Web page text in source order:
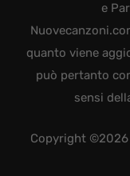
e
quanto viene
può pertanto
sensi
Copyright